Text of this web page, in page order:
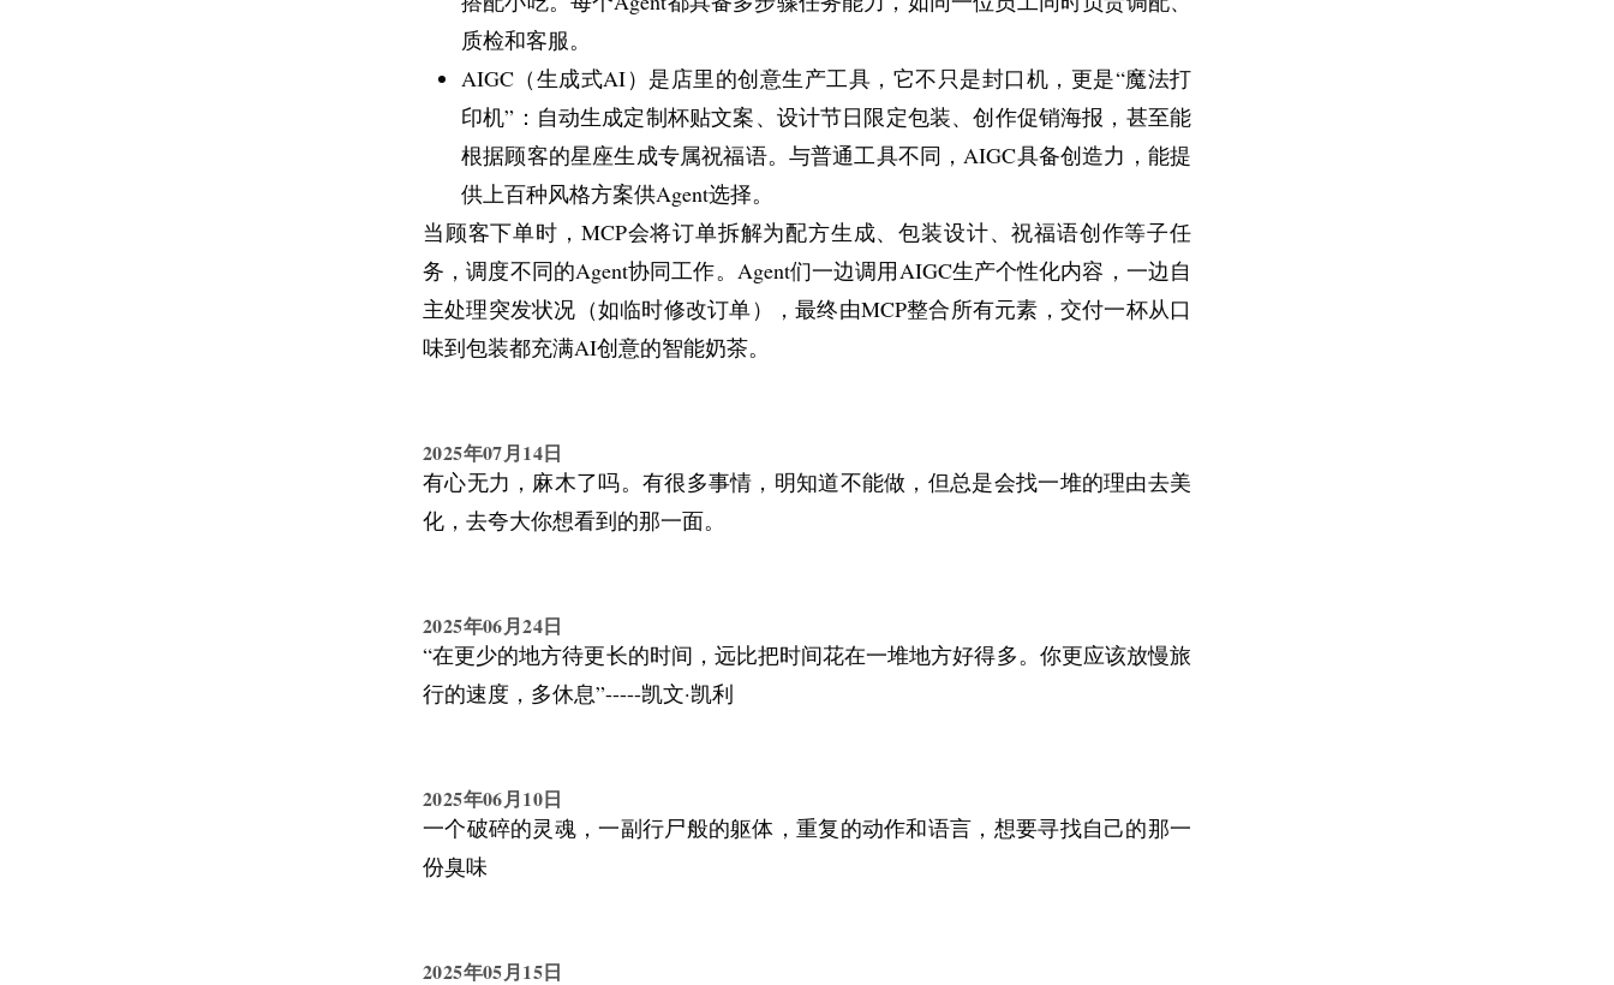
白，多做一点能让身体和精神慢慢回来的事。
再者，要学会区分“可控”和“不可控”。这是老生常谈，但真正做到的人并不多。
行业变化、别人怎么看你、机会什么时候来，这些都不完全由你决定。可你能决
定的是，今天有没有把手上的事做好，有没有让自己比昨天多懂一点，有没有在
混乱里保住基本节奏。一个人只要还能守住节奏，很多事情就还没有真的失去。
最后，不要把“没有焦虑”当作目标。一个对生活有要求、对未来有责任感的人，
不可能完全没有焦虑。真正成熟的状态，不是从此风平浪静，而是即使内心有波
动，依然能把日子往前过，把事情一件件做完。焦虑不会因此彻底消失，但它会
慢慢从驾驶位退到副驾驶。
更像是一个笨拙的警报器：声音很大，表达很差，常常误报，但背后并不是为了
毁掉你，而是在提醒你——你在意，你疲惫，你需要重新调整自己的节奏和生活
什么，我现在最需要先稳住哪一部分。
很多问题，并不是想通了才会轻松，而是开始行动以后，才发现原来没有想象中
那么可怕。人也不是等到完全不焦虑了，才有能力过好这一生，而是在一次次焦
质检和客服。
AIGC（生成式AI）是店里的创意生产工具，它不只是封口机，更是“魔法打
印机”：自动生成定制杯贴文案、设计节日限定包装、创作促销海报，甚至能
根据顾客的星座生成专属祝福语。与普通工具不同，AIGC具备创造力，能提
供上百种风格方案供Agent选择。
当顾客下单时，MCP会将订单拆解为配方生成、包装设计、祝福语创作等子任
务，调度不同的Agent协同工作。Agent们一边调用AIGC生产个性化内容，一边自
主处理突发状况（如临时修改订单），最终由MCP整合所有元素，交付一杯从口
味到包装都充满AI创意的智能奶茶。
2025年07月14日
有心无力，麻木了吗。有很多事情，明知道不能做，但总是会找一堆的理由去美
化，去夸大你想看到的那一面。
2025年06月24日
“在更少的地方待更长的时间，远比把时间花在一堆地方好得多。你更应该放慢旅
行的速度，多休息”-----凯文·凯利
2025年06月10日
一个破碎的灵魂，一副行尸般的躯体，重复的动作和语言，想要寻找自己的那一
份臭味
2025年05月15日